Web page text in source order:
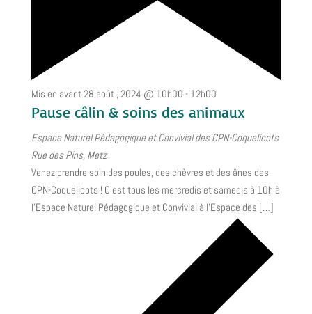
Mis en avant28 août , 2024 @ 10h00 - 12h00
Pause câlin & soins des animaux
Espace Naturel Pédagogique et Convivial des CPN-Coquelicots
Rue des Pins, Metz
Venez prendre soin des poules, des chèvres et des ânes des
CPN-Coquelicots ! C’est tous les mercredis et samedis à 10h à
l’Espace Naturel Pédagogique et Convivial à l’Espace des […]